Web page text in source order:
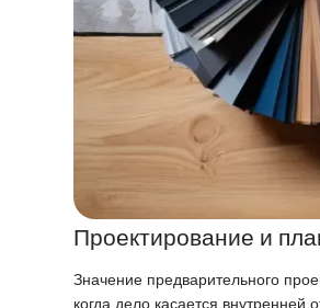
Проектирование и
Значение предварительного
когда дело касается внутренней